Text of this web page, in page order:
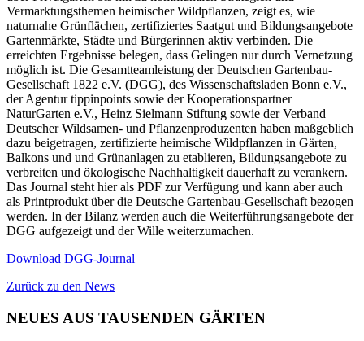
Vermarktungsthemen heimischer Wildpflanzen, zeigt es, wie
naturnahe Grünflächen, zertifiziertes Saatgut und Bildungsangebote
Gartenmärkte, Städte und Bürgerinnen aktiv verbinden. Die
erreichten Ergebnisse belegen, dass Gelingen nur durch Vernetzung
möglich ist. Die Gesamtteamleistung der Deutschen Gartenbau-
Gesellschaft 1822 e.V. (DGG), des Wissenschaftsladen Bonn e.V.,
der Agentur tippinpoints sowie der Kooperationspartner
NaturGarten e.V., Heinz Sielmann Stiftung sowie der Verband
Deutscher Wildsamen- und Pflanzenproduzenten haben maßgeblich
dazu beigetragen, zertifizierte heimische Wildpflanzen in Gärten,
Balkons und und Grünanlagen zu etablieren, Bildungsangebote zu
verbreiten und ökologische Nachhaltigkeit dauerhaft zu verankern.
Das Journal steht hier als PDF zur Verfügung und kann aber auch
als Printprodukt über die Deutsche Gartenbau-Gesellschaft bezogen
werden. In der Bilanz werden auch die Weiterführungsangebote der
DGG aufgezeigt und der Wille weiterzumachen.
Download DGG-Journal
Zurück zu den News
NEUES AUS TAUSENDEN GÄRTEN